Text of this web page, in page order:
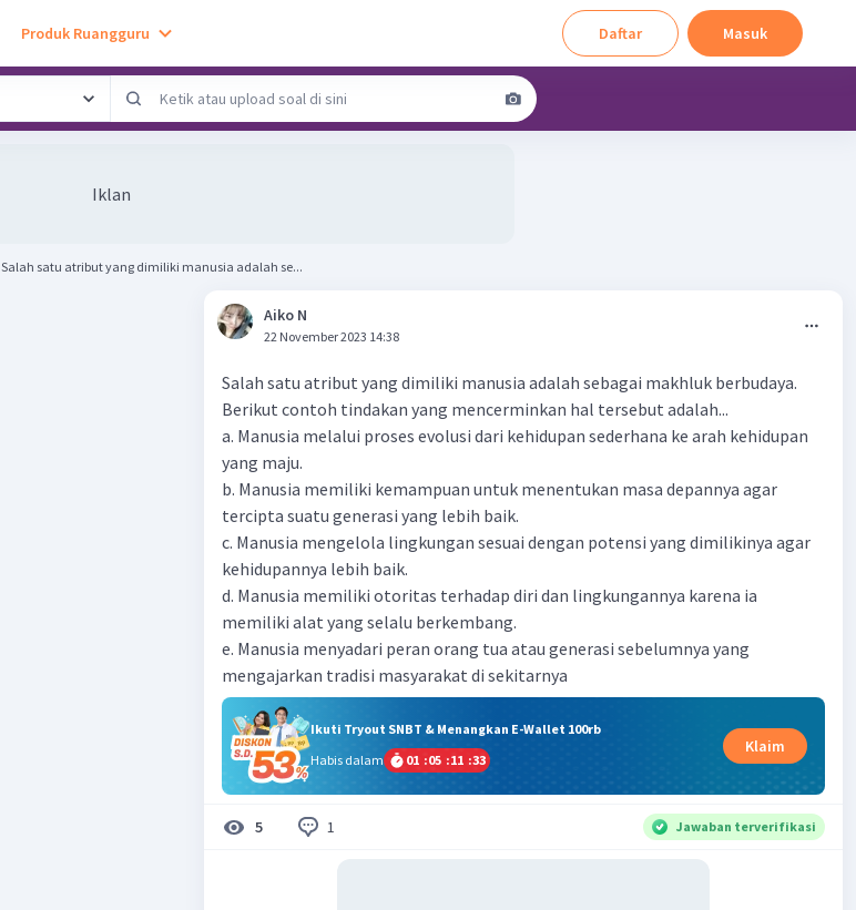
Produk Ruangguru Daftar Masuk
Iklan
Salah satu atribut yang dimiliki manusia adalah se...
Aiko N
22 November 2023 14:38
Salah satu atribut yang dimiliki manusia adalah sebagai makhluk berbudaya.
Berikut contoh tindakan yang mencerminkan hal tersebut adalah...
a. Manusia melalui proses evolusi dari kehidupan sederhana ke arah kehidupan
yang maju.
b. Manusia memiliki kemampuan untuk menentukan masa depannya agar
tercipta suatu generasi yang lebih baik.
c. Manusia mengelola lingkungan sesuai dengan potensi yang dimilikinya agar
kehidupannya lebih baik.
d. Manusia memiliki otoritas terhadap diri dan lingkungannya karena ia
memiliki alat yang selalu berkembang.
e. Manusia menyadari peran orang tua atau generasi sebelumnya yang
mengajarkan tradisi masyarakat di sekitarnya
Ikuti Tryout SNBT & Menangkan E-Wallet 100rb
Habis dalam
01 :05 :11 :32
Klaim
5 1 Jawaban terverifikasi